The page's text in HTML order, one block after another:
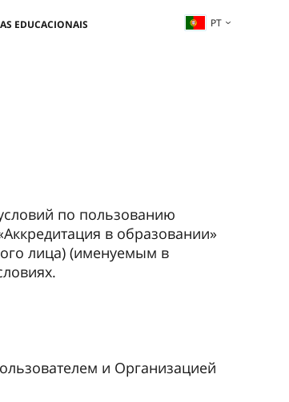
EDUCACIONAIS PT
по пользованию
в образовании»
лица) (именуемым в
и Организацией